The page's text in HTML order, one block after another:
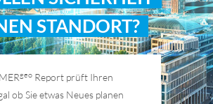
geo Report prüft Ihren
ob Sie etwas Neues planen
STANDORT?